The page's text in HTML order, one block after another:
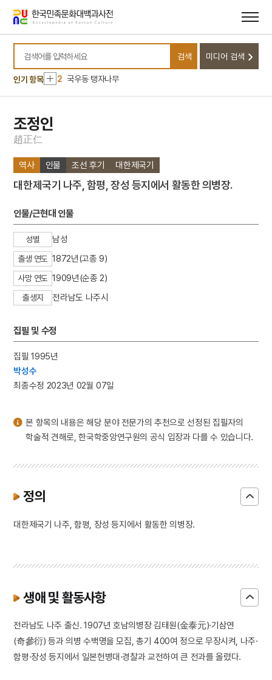
바로가기
바로가기
검색어를 입력하세요
검색 미디어 검색
인기 항목
10 십장생도
1 교우촌
2 국우동 탱자나무
3 악기장
7
김만선
8
남북협상
10 십장생도
1
교우촌
2
국우동 탱자나무
3 악기장
4 오산전투
7
9 대학연의
조정인
趙正仁
역사 인물 조선 후기 대한제국기
대한제국기 나주, 함평, 장성 등지에서 활동한 의병장.
인물/근현대 인물
성별 남성
출생 연도 1872년(고종 9)
사망 연도 1909년(순종 2)
출생지 전라남도 나주시
집필 및 수정
집필 1995년
박성수
최종수정 2023년 02월 07일
본 항목의 내용은 해당 분야 전문가의 추천으로 선정된 집필자의
학술적 견해로, 한국학중앙연구원의 공식 입장과 다를 수 있습니다.
정의
대한제국기 나주, 함평, 장성 등지에서 활동한 의병장.
생애 및 활동사항
전라남도 나주 출신. 1907년 호남의병장 김태원(金泰元)·기삼연
(奇參衍) 등과 의병 수백명을 모집, 총기 400여 정으로 무장시켜, 나주·
함평·장성 등지에서 일본헌병대·경찰과 교전하여 큰 전과를 올렸다.